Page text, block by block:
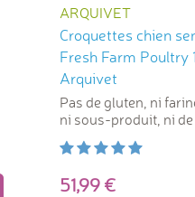
ARQUIVET
Croquettes chien
Fresh Farm Poultry
Arquivet
Pas de gluten, ni
ni sous-produit, ni
51,99